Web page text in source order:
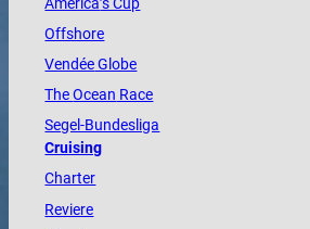
Offshore
VendéeGlobe
TheOcean Race
Segel-Bundesliga
Cruising
Charter
Reviere